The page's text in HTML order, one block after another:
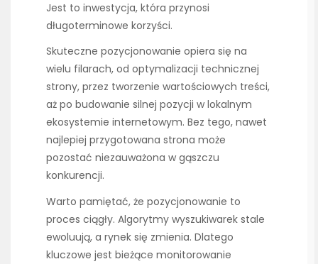
Jest to inwestycja, która przynosi
długoterminowe korzyści.
Skuteczne pozycjonowanie opiera się na
wielu filarach, od optymalizacji technicznej
strony, przez tworzenie wartościowych treści,
aż po budowanie silnej pozycji w lokalnym
ekosystemie internetowym. Bez tego, nawet
najlepiej przygotowana strona może
pozostać niezauważona w gąszczu
konkurencji.
Warto pamiętać, że pozycjonowanie to
proces ciągły. Algorytmy wyszukiwarek stale
ewoluują, a rynek się zmienia. Dlatego
kluczowe jest bieżące monitorowanie